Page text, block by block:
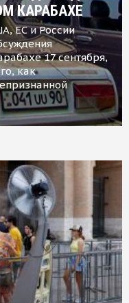
КАРАБАХЕ
ЕС и России
17 сентября,
как